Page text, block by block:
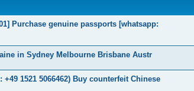
Purchase genuine passports [whatsapp:
in Sydney Melbourne Brisbane Austr
1521 5066462) Buy counterfeit Chinese